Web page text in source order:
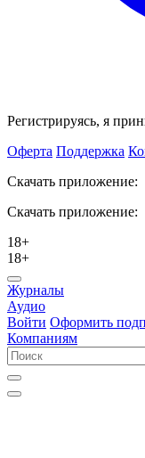
Регистрируясь, я
Оферта Поддержка
Скачать приложение:
Скачать приложение:
18+
18+
Журналы
Аудио
Войти Оформить
Компаниям